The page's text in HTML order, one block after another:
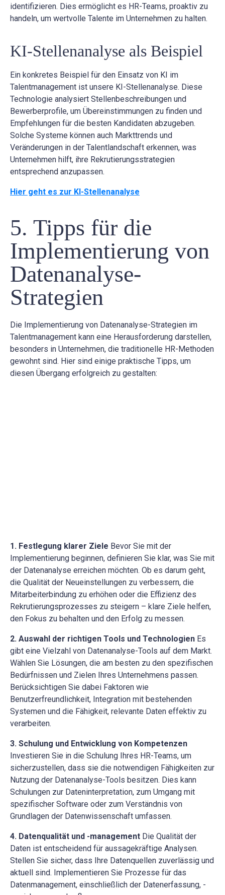
identifizieren. Dies ermöglicht es HR-Teams, proaktiv zu
handeln, um wertvolle Talente im Unternehmen zu halten.
KI-Stellenanalyse als Beispiel
Ein konkretes Beispiel für den Einsatz von KI im
Talentmanagement ist unsere KI-Stellenanalyse. Diese
Technologie analysiert Stellenbeschreibungen und
Bewerberprofile, um Übereinstimmungen zu finden und
Empfehlungen für die besten Kandidaten abzugeben.
Solche Systeme können auch Markttrends und
Veränderungen in der Talentlandschaft erkennen, was
Unternehmen hilft, ihre Rekrutierungsstrategien
entsprechend anzupassen.
Hier geht es zur KI-Stellenanalyse
5. Tipps für die
Implementierung von
Datenanalyse-
Strategien
Die Implementierung von Datenanalyse-Strategien im
Talentmanagement kann eine Herausforderung darstellen,
besonders in Unternehmen, die traditionelle HR-Methoden
gewohnt sind. Hier sind einige praktische Tipps, um
diesen Übergang erfolgreich zu gestalten:
1. Festlegung klarer Ziele Bevor Sie mit der
Implementierung beginnen, definieren Sie klar, was Sie mit
der Datenanalyse erreichen möchten. Ob es darum geht,
die Qualität der Neueinstellungen zu verbessern, die
Mitarbeiterbindung zu erhöhen oder die Effizienz des
Rekrutierungsprozesses zu steigern – klare Ziele helfen,
den Fokus zu behalten und den Erfolg zu messen.
2. Auswahl der richtigen Tools und Technologien Es
gibt eine Vielzahl von Datenanalyse-Tools auf dem Markt.
Wählen Sie Lösungen, die am besten zu den spezifischen
Bedürfnissen und Zielen Ihres Unternehmens passen.
Berücksichtigen Sie dabei Faktoren wie
Benutzerfreundlichkeit, Integration mit bestehenden
Systemen und die Fähigkeit, relevante Daten effektiv zu
verarbeiten.
3. Schulung und Entwicklung von Kompetenzen
Investieren Sie in die Schulung Ihres HR-Teams, um
sicherzustellen, dass sie die notwendigen Fähigkeiten zur
Nutzung der Datenanalyse-Tools besitzen. Dies kann
Schulungen zur Dateninterpretation, zum Umgang mit
spezifischer Software oder zum Verständnis von
Grundlagen der Datenwissenschaft umfassen.
4. Datenqualität und -management Die Qualität der
Daten ist entscheidend für aussagekräftige Analysen.
Stellen Sie sicher, dass Ihre Datenquellen zuverlässig und
aktuell sind. Implementieren Sie Prozesse für das
Datenmanagement, einschließlich der Datenerfassung, -